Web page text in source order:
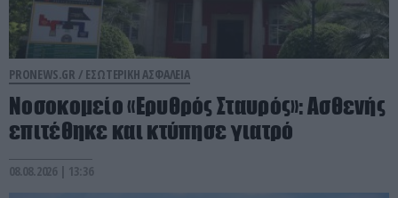
PRONEWS.GR / ΕΣΩΤΕΡΙΚΗ ΑΣΦΑΛΕΙΑ
Νοσοκομείο «Ερυθρός Σταυρός»: Ασθενής
επιτέθηκε και κτύπησε γιατρό
08.08.2026 | 13:36